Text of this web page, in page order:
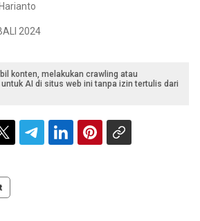
2024
konten, melakukan crawling atau
AI di situs web ini tanpa izin tertulis dari